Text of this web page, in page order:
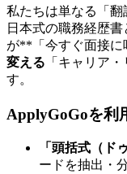
私たちは単なる「
日本式の職務経歴
が**「今すぐ面接に
変える 「キャリア
す。
ApplyGoGoを利
「頭括式（ド
ードを抽出・